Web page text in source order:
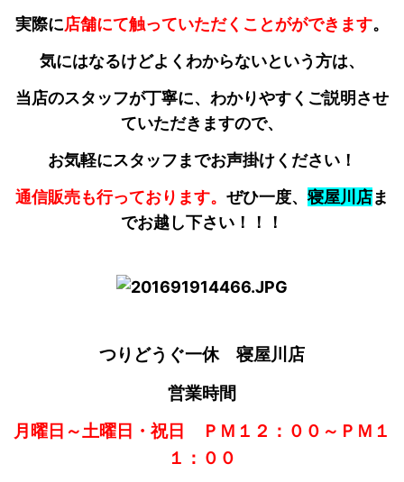
実際に店舗にて触っていただくことがができます。
気にはなるけどよくわからないという方は、
当店のスタッフが丁寧に、わかりやすくご説明させ
ていただきますので、
お気軽にスタッフまでお声掛けください！
通信販売も行っております。 ぜひ一度、寝屋川店ま
でお越し下さい！！！
つりどうぐ一休 寝屋川店
営業時間
月曜日～土曜日・祝日 ＰＭ１２：００～ＰＭ１
１：００